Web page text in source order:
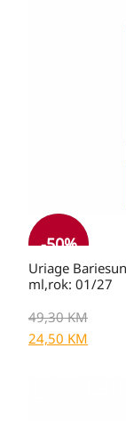
-50%
Uriage
ml,rok: 01/27
49,30KM
24,50 KM